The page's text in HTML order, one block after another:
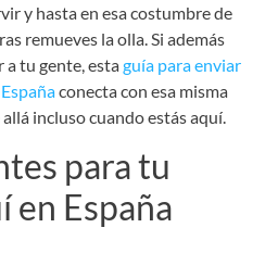
y hasta en esa costumbre de
remueves la olla. Si además
a tu gente, estaguía para enviar
conecta con esa misma
incluso cuando estás aquí.
para tu
en España